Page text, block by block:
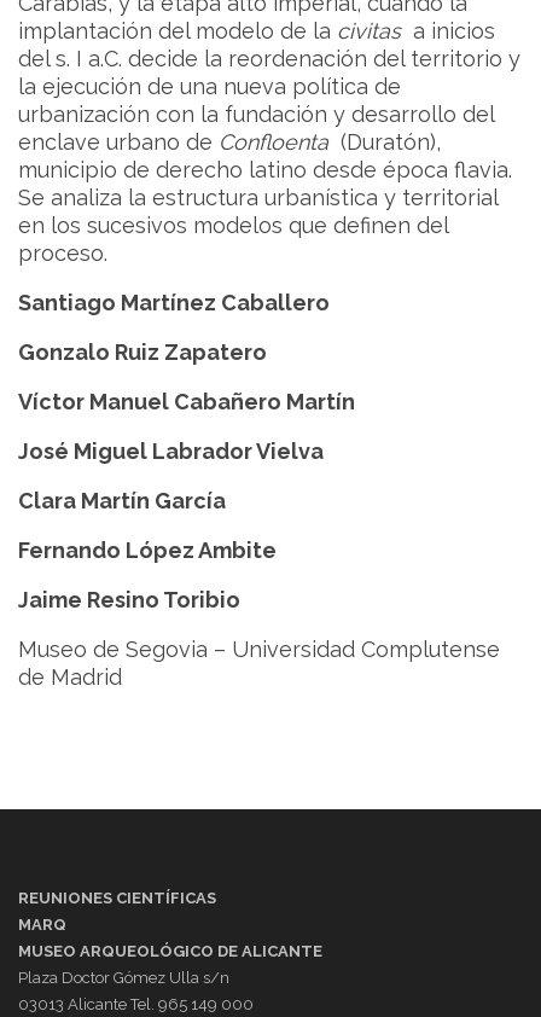
implantación del modelo de la civitas a inicios
del s. I a.C. decide la reordenación del territorio y
la ejecución de una nueva política de
urbanización con la fundación y desarrollo del
enclave urbano de Confloenta (Duratón),
municipio de derecho latino desde época flavia.
Se analiza la estructura urbanística y territorial
en los sucesivos modelos que definen del
proceso.
Santiago Martínez Caballero
Gonzalo Ruiz Zapatero
Víctor Manuel Cabañero Martín
José Miguel Labrador Vielva
Clara Martín García
Fernando López Ambite
Jaime Resino Toribio
Museo de Segovia – Universidad Complutense
de Madrid
REUNIONES CIENTÍFICAS
MARQ
MUSEO ARQUEOLÓGICO DE ALICANTE
Plaza Doctor Gómez Ulla s/n
03013 Alicante Tel. 965 149 000